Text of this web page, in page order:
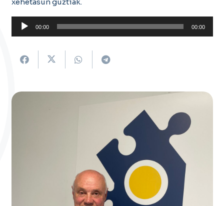
Soinu
erreproduzigailua
00:00 00:00